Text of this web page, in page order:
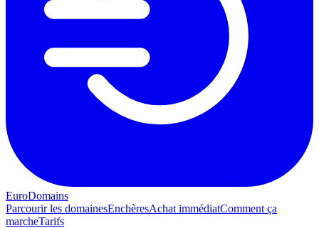
EuroDomains
Parcourir les domainesEnchèresAchat immédiatComment ça
marcheTarifs